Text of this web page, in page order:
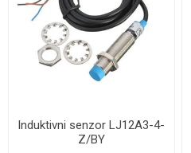
Induktivni senzor LJ12A3-4-
Z/BY